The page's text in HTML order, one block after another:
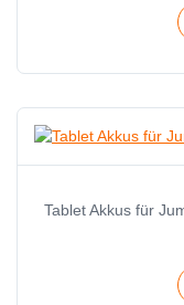
Tablet Akkus für